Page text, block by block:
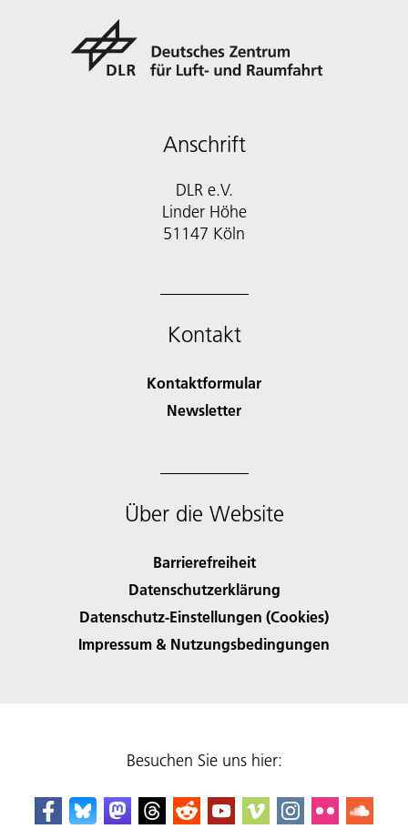
Anschrift
DLR e.V.
Linder Höhe
51147 Köln
Kontakt
Kontaktformular
Newsletter
Über die Website
Barrierefreiheit
Datenschutzerklärung
Datenschutz-Einstellungen (Cookies)
Impressum & Nutzungsbedingungen
Besuchen Sie uns hier: